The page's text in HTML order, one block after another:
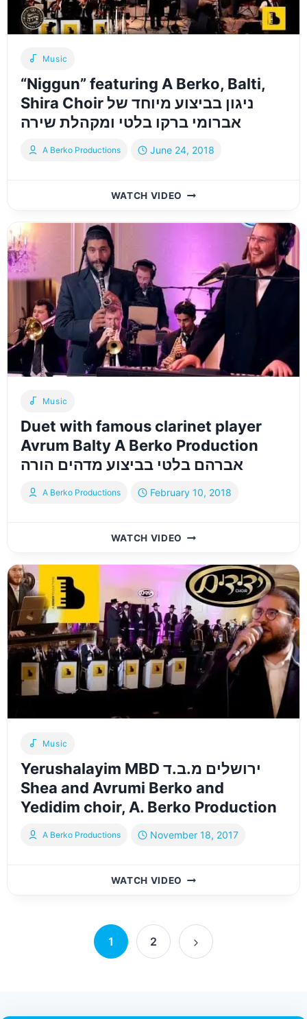
Music
“Niggun” featuring A Berko, Balti,
Shira Choir ניגון בביצוע מיוחד של
אברומי ברקו בלטי ומקהלת שירה
A Berko Productions June 24, 2018
WATCH VIDEO “NIGGUN”
A
CHOIR
ניגון
בביצוע
מיוחד
של
אברומי
ברקו
בלטי
Music
Duet with famous clarinet player
Avrum Balty A Berko Production
אברהם בלטי בביצוע מדהים הורה
A Berko Productions February 10, 2018
WATCH VIDEO DUET
FAMOUS
CLARINET
PLAYER
AVRUM
BALTY
BERKO
PRODUCTION
אברהם
בביצוע
מדהים
Music
Yerushalayim MBD ירושלים מ.ב.ד
Shea and Avrumi Berko and
Yedidim choir, A. Berko Production
A Berko Productions November 18, 2017
WATCH VIDEO YERUSHALAYIM
SHEA
AND
1
2
Next